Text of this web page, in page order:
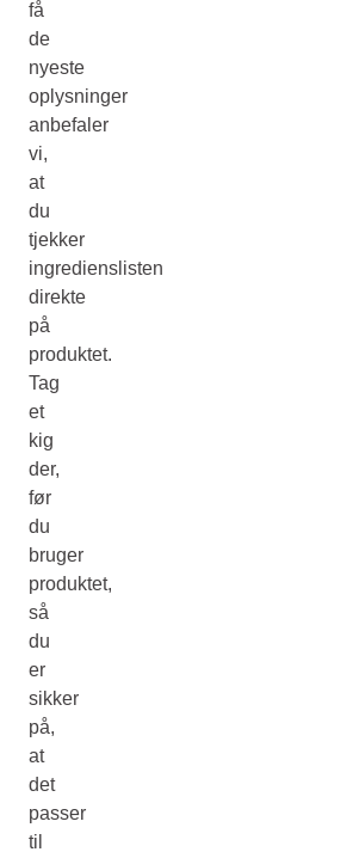
få
de
nyeste
oplysninger
anbefaler
vi,
at
du
tjekker
ingredienslisten
direkte
på
produktet.
Tag
et
kig
der,
før
du
bruger
produktet,
så
du
er
sikker
på,
at
det
passer
til